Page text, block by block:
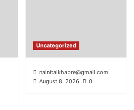
Uncategorized
nainitalkhabre@gmail.com
August 8, 2026
0